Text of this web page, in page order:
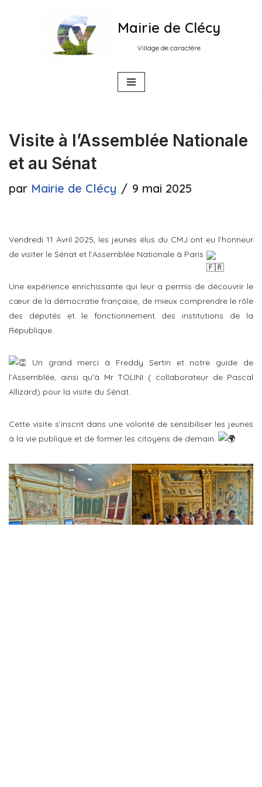
Mairie de Clécy
Village de caractère
Visite à l’Assemblée Nationale
et au Sénat
par Mairie de Clécy 9 mai 2025
Vendredi 11 Avril 2025, les jeunes élus du CMJ ont eu l’honneur
de visiter le Sénat et l’Assemblée Nationale à Paris
Une expérience enrichissante qui leur a permis de découvrir le
cœur de la démocratie française, de mieux comprendre le rôle
des députés et le fonctionnement des institutions de la
République.
Un grand merci à Freddy Sertin et notre guide de
l’Assemblée, ainsi qu’à Mr TOLINI ( collaborateur de Pascal
Allizard) pour la visite du Sénat.
Cette visite s’inscrit dans une volonté de sensibiliser les jeunes
à la vie publique et de former les citoyens de demain.